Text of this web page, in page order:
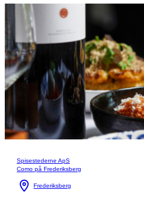
Spisestederne ApS
Como på Frederiksberg
Frederiksberg